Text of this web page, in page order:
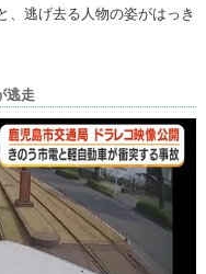
、逃げ去る人物の姿がはっき
逃走